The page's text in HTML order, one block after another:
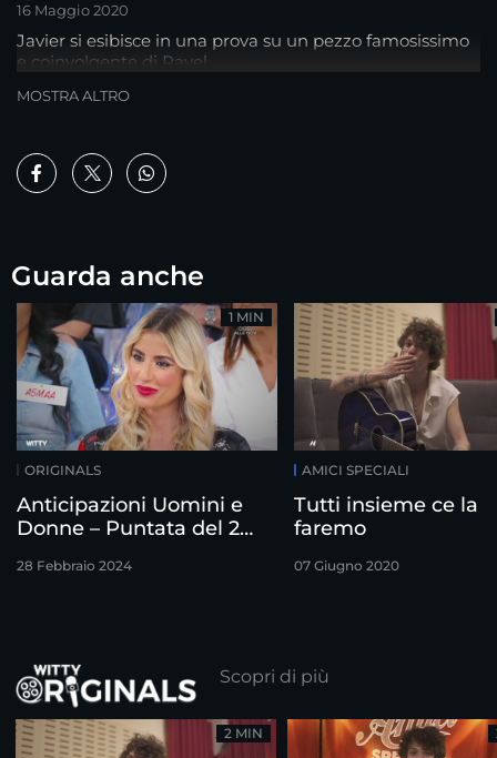
16 Maggio 2020
Javier si esibisce in una prova su un pezzo famosissimo
e coinvolgente di Ravel
MOSTRA ALTRO
Guarda anche
ORIGINALS
Anticipazioni Uomini e
Donne – Puntata del 28
28 Febbraio 2024
1 MIN
AMICI SPECIALI
Tutti insieme ce la
faremo
07 Giugno 2020
Scopri di più
2 MIN